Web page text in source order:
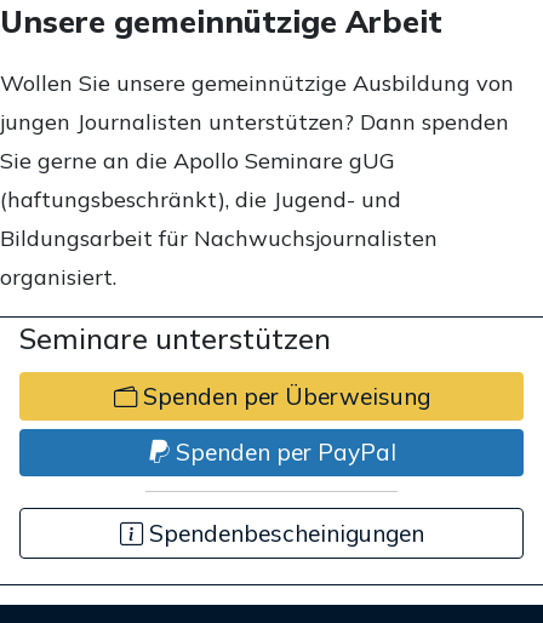
Unsere gemeinnützige Arbeit
Wollen Sie unsere gemeinnützige Ausbildung von
jungen Journalisten unterstützen? Dann spenden
Sie gerne an die Apollo Seminare gUG
(haftungsbeschränkt), die Jugend- und
Bildungsarbeit für Nachwuchsjournalisten
organisiert.
Seminare unterstützen
Spenden per Überweisung
Spenden per PayPal
Spendenbescheinigungen